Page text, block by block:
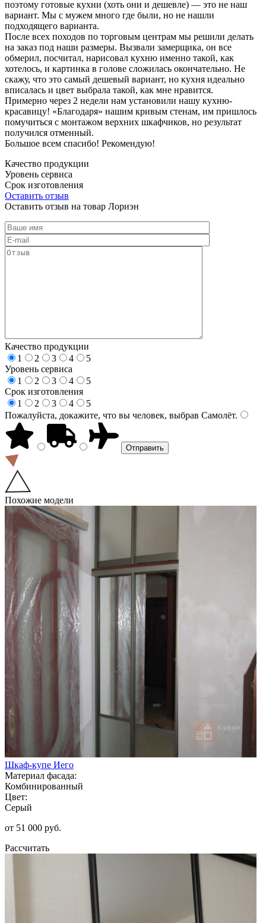
поэтому готовые кухни (хоть они и дешевле) — это не наш
вариант. Мы с мужем много где были, но не нашли
подходящего варианта.
После всех походов по торговым центрам мы решили делать
на заказ под наши размеры. Вызвали замерщика, он все
обмерил, посчитал, нарисовал кухню именно такой, как
хотелось, и картинка в голове сложилась окончательно. Не
скажу, что это самый дешевый вариант, но кухня идеально
вписалась и цвет выбрала такой, как мне нравится.
Примерно через 2 недели нам установили нашу кухню-
красавицу! «Благодаря» нашим кривым стенам, им пришлось
помучиться с монтажом верхних шкафчиков, но результат
получился отменный.
Большое всем спасибо! Рекомендую!
Качество продукции
Уровень сервиса
Срок изготовления
Оставить отзыв
Оставить отзыв на товар Лориэн
Качество продукции
1
2 3 4
5
Уровень сервиса
1
2 3 4
5
Срок изготовления
1
2 3 4
5
Пожалуйста, докажите, что вы человек, выбрав Самолёт.
Похожие модели
Шкаф-купе Иего
Материал фасада:
Комбинированный
Цвет:
Серый
от 51 000 руб.
Рассчитать